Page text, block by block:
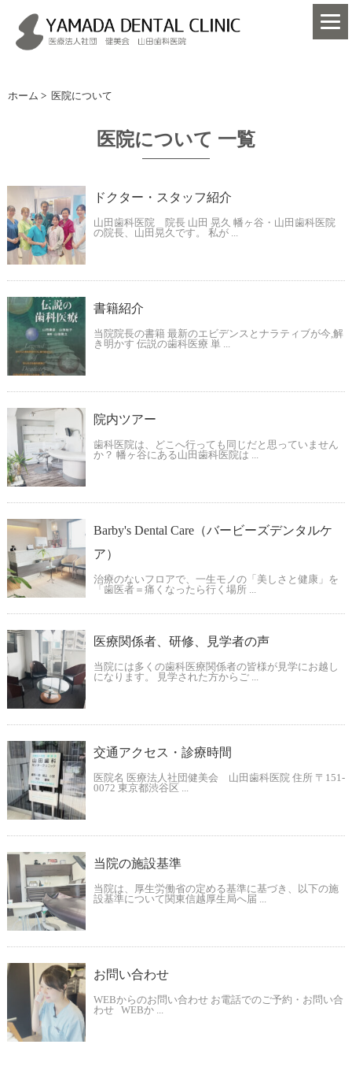
ホーム > 医院について
医院について 一覧
ドクター・スタッフ紹介
山田歯科医院 院長 山田 晃久 幡ヶ谷・山田歯科医院
の院長、山田晃久です。 私が ...
書籍紹介
当院院長の書籍 最新のエビデンスとナラティブが今,解
き明かす 伝説の歯科医療 単 ...
院内ツアー
歯科医院は、どこへ行っても同じだと思っていません
か？ 幡ヶ谷にある山田歯科医院は ...
Barby's Dental Care（バービーズデンタルケ
ア）
治療のないフロアで、一生モノの「美しさと健康」を
「歯医者＝痛くなったら行く場所 ...
医療関係者、研修、見学者の声
当院には多くの歯科医療関係者の皆様が見学にお越し
になります。 見学された方からご ...
交通アクセス・診療時間
医院名 医療法人社団健美会 山田歯科医院 住所 〒151-
0072 東京都渋谷区 ...
当院の施設基準
当院は、厚生労働省の定める基準に基づき、以下の施
設基準について関東信越厚生局へ届 ...
お問い合わせ
WEBからのお問い合わせ お電話でのご予約・お問い合
わせ WEBか ...